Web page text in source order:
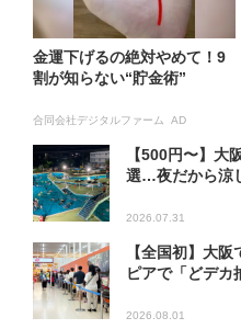
金運下げるの絶対やめて！9
割が知らない“貯金術”
合同会社デジタルファーム AD
【500円〜】大
選…夜だから涼
2026.07.31
【全国初】大
ピアで「どデカ
2026.08.01